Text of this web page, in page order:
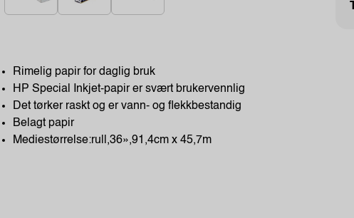
Rimelig papir for daglig bruk
HP Special Inkjet-papir er svært brukervennlig
Det tørker raskt og er vann- og flekkbestandig
Belagt papir
Mediestørrelse:rull,36»,91,4cm x 45,7m